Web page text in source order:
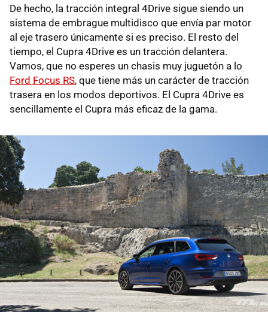
De hecho, la tracción integral 4Drive sigue siendo un
sistema de embrague multidisco que envía par motor
al eje trasero únicamente si es preciso. El resto del
tiempo, el Cupra 4Drive es un tracción delantera.
Vamos, que no esperes un chasis muy juguetón a lo
Ford Focus RS, que tiene más un carácter de tracción
trasera en los modos deportivos. El Cupra 4Drive es
sencillamente el Cupra más eficaz de la gama.